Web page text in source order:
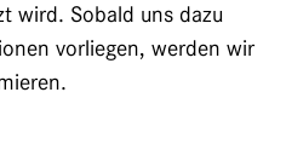
wird. Sobald uns dazu
vorliegen, werden wir